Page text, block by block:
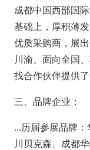
成都中国西部国
基础上，厚积薄
优质采购商，展
川渝、面向全国
找合作伙伴提供
三、品牌企业：
...历届参展品牌
川贝克森、成都